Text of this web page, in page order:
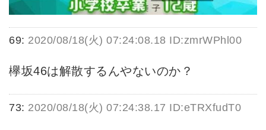
69: 2020/08/18(火) 07:24:08.18 ID:zmrWPhl00
欅坂46は解散するんやないのか？
73: 2020/08/18(火) 07:24:38.17 ID:eTRXfudT0